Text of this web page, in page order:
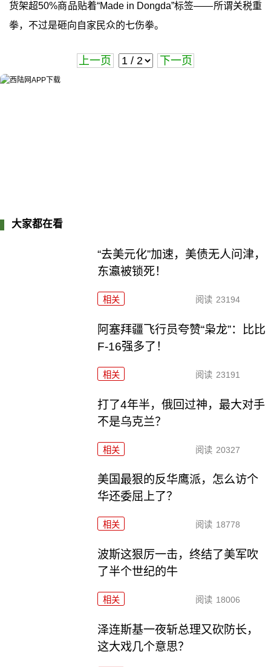
货架超50%商品贴着“Made in Dongda”标签——所谓关税重
拳，不过是砸向自家民众的七伤拳。
上一页 下一页
大家都在看
“去美元化”加速，美债无人问津，
东瀛被锁死！
相关 阅读 23194
阿塞拜疆飞行员夸赞“枭龙”：比比
F-16强多了！
相关 阅读 23191
打了4年半，俄回过神，最大对手
不是乌克兰？
相关 阅读 20327
美国最狠的反华鹰派，怎么访个
华还委屈上了？
相关 阅读 18778
波斯这狠厉一击，终结了美军吹
了半个世纪的牛
相关 阅读 18006
泽连斯基一夜斩总理又砍防长，
这大戏几个意思？